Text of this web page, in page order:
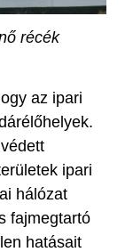
récék
az ipari
ipari
hálózat
fajmegtartó
hatásait